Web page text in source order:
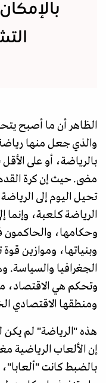
الظاهر أن ما أصبح
والذي جعل منها رياضة
بالرياضة، أو على
مضى. حيث إن كرة القدم
تحيل اليوم إلى
الرياضة كلعبة، وإنما
وحكامها، والحاكمون
وبنياتها، وموازين
الجغرافيا
وتحكم هي الاقتصاد،
ومنطقها الاقتصادي
هذه "الرياضة" لم
إن الألعاب الرياضية
بالضبط كانت